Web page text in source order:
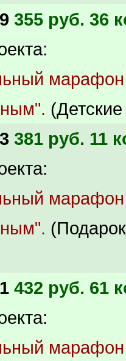
355 руб. 36
381 руб. 11
432 руб. 61